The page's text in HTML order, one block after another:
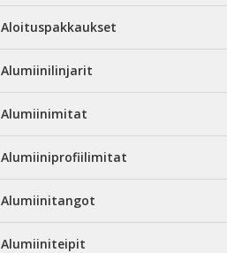
Aloituspakkaukset
Alumiinilinjarit
Alumiinimitat
Alumiiniprofiilimitat
Alumiinitangot
Alumiiniteipit